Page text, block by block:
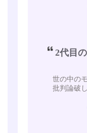
2代目
世の中の
批判論破